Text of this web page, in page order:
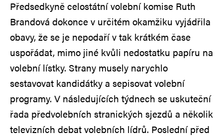
Předsedkyně celostátní volební komise Ruth
Brandová dokonce v určitém okamžiku vyjádřila
obavy, že se je nepodaří v tak krátkém čase
uspořádat, mimo jiné kvůli nedostatku papíru na
volební lístky. Strany musely narychlo
sestavovat kandidátky a sepisovat volební
programy. V následujících týdnech se uskuteční
řada předvolebních stranických sjezdů a několik
televizních debat volebních lídrů. Poslední před